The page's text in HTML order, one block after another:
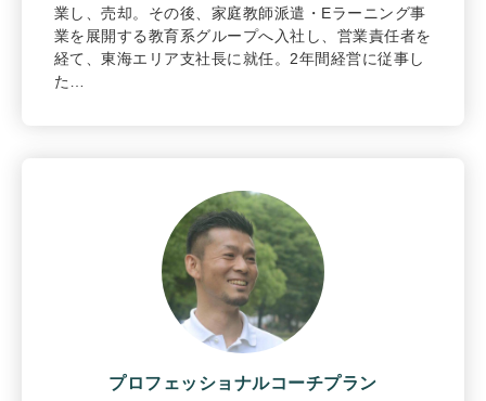
業し、売却。その後、家庭教師派遣・Eラーニング事
業を展開する教育系グループへ入社し、営業責任者を
経て、東海エリア支社長に就任。2年間経営に従事し
た…
プロフェッショナルコーチプラン